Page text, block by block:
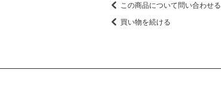
この商品について問い合わせる
買い物を続ける